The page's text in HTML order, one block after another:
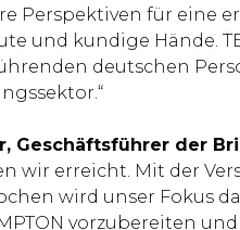
Perspektiven für eine
und kundige Hände.
deutschen
Geschäftsführer der
wir erreicht. Mit der
wird unser Fokus
vorzubereiten